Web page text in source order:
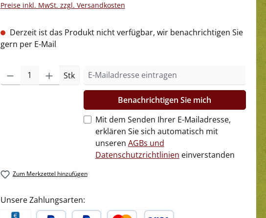
Preise inkl. MwSt. zzgl. Versandkosten
Derzeit ist das Produkt nicht verfügbar, wir benachrichtigen Sie
gern per E-Mail
Stk
Benachrichtigen Sie mich
Mit dem Senden Ihrer E-Mailadresse,
erklären Sie sich automatisch mit
unseren AGBs und
Datenschutzrichtlinien einverstanden
Zum Merkzettel hinzufügen
Unsere Zahlungsarten: